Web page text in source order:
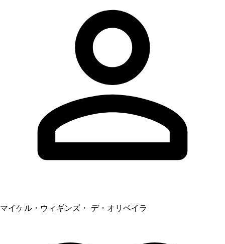
マイケル・ウィギンズ・ デ・オリベイラ